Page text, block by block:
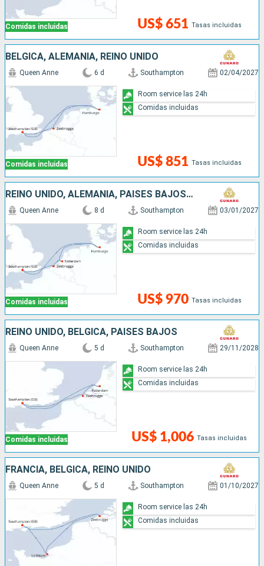
Comidas incluidas US$ 651 Tasas incluidas
BÉLGICA, ALEMANIA, REINO UNIDO
Comidas incluidas
Queen Anne 6 d Southampton 02/04/2027
US$ 851 Tasas incluidas
Room service las 24h
Comidas incluidas
REINO UNIDO, ALEMANIA, PAISES BAJOS, BÉLGICA
Comidas incluidas
Queen Anne 8 d Southampton 03/01/2027
US$ 970 Tasas incluidas
Room service las 24h
Comidas incluidas
REINO UNIDO, BÉLGICA, PAISES BAJOS
Comidas incluidas
Queen Anne 5 d Southampton 29/11/2028
US$ 1,006 Tasas incluidas
Room service las 24h
Comidas incluidas
FRANCIA, BÉLGICA, REINO UNIDO
Queen Anne 5 d Southampton 01/10/2027
Room service las 24h
Comidas incluidas